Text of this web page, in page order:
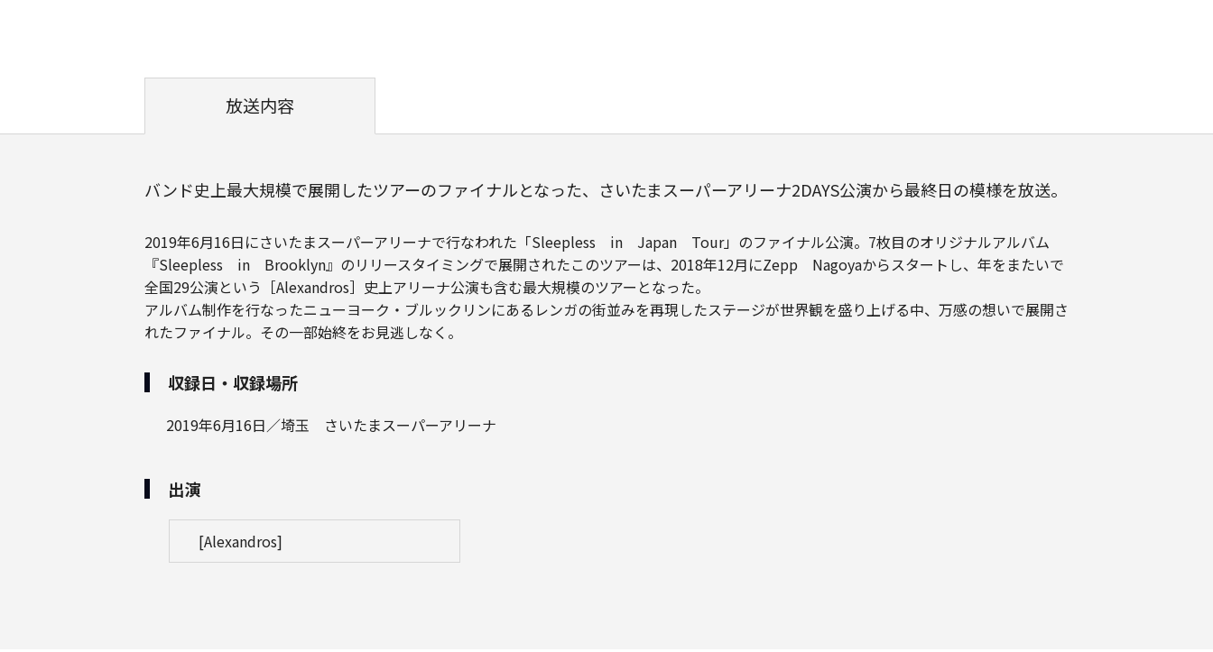
放送内容
バンド史上最大規模で展開したツアーのファイナルとなった、さいたまスーパーアリーナ2DAYS公演から最終日の模様を放送。
2019年6月16日にさいたまスーパーアリーナで行なわれた「Sleepless in Japan Tour」のファイナル公演。7枚目のオリジナルアルバム
『Sleepless in Brooklyn』のリリースタイミングで展開されたこのツアーは、2018年12月にZepp Nagoyaからスタートし、年をまたいで
全国29公演という［Alexandros］史上アリーナ公演も含む最大規模のツアーとなった。
アルバム制作を行なったニューヨーク・ブルックリンにあるレンガの街並みを再現したステージが世界観を盛り上げる中、万感の想いで展開さ
れたファイナル。その一部始終をお見逃しなく。
収録日・収録場所
2019年6月16日／埼玉 さいたまスーパーアリーナ
出演
[Alexandros]